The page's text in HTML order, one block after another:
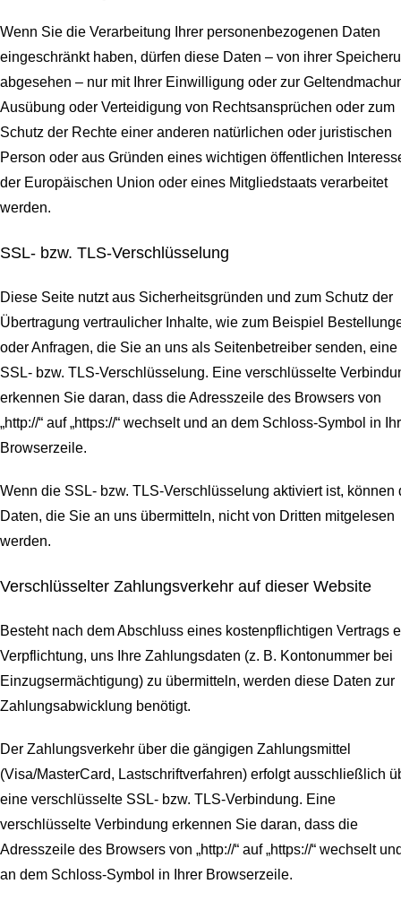
Wenn Sie die Verarbeitung Ihrer personenbezogenen Daten
eingeschränkt haben, dürfen diese Daten – von ihrer
abgesehen – nur mit Ihrer Einwilligung oder zur
Ausübung oder Verteidigung von Rechtsansprüchen oder zum
Schutz der Rechte einer anderen natürlichen oder juristischen
Person oder aus Gründen eines wichtigen öffentlichen
der Europäischen Union oder eines Mitgliedstaats verarbeitet
werden.
SSL- bzw. TLS-Verschlüsselung
Diese Seite nutzt aus Sicherheitsgründen und zum Schutz der
Übertragung vertraulicher Inhalte, wie zum Beispiel
oder Anfragen, die Sie an uns als Seitenbetreiber senden, eine
SSL- bzw. TLS-Verschlüsselung. Eine verschlüsselte
erkennen Sie daran, dass die Adresszeile des Browsers von
„http://“ auf „https://“ wechselt und an dem Schloss-Symbol in
Browserzeile.
Wenn die SSL- bzw. TLS-Verschlüsselung aktiviert ist, können
Daten, die Sie an uns übermitteln, nicht von Dritten mitgelesen
werden.
Verschlüsselter Zahlungsverkehr auf dieser Website
Besteht nach dem Abschluss eines kostenpflichtigen Vertrags
Verpflichtung, uns Ihre Zahlungsdaten (z. B. Kontonummer bei
Einzugsermächtigung) zu übermitteln, werden diese Daten zur
Zahlungsabwicklung benötigt.
Der Zahlungsverkehr über die gängigen Zahlungsmittel
(Visa/MasterCard, Lastschriftverfahren) erfolgt ausschließlich
eine verschlüsselte SSL- bzw. TLS-Verbindung. Eine
verschlüsselte Verbindung erkennen Sie daran, dass die
Adresszeile des Browsers von „http://“ auf „https://“ wechselt
an dem Schloss-Symbol in Ihrer Browserzeile.